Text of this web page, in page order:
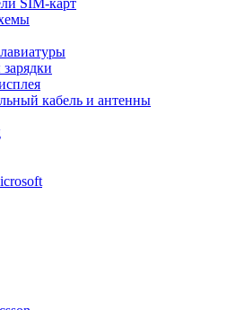
SIM-карт
кабель и антенны